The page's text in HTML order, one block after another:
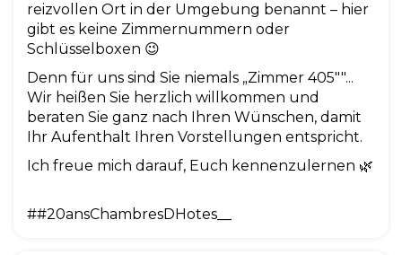
reizvollen Ort in der Umgebung benannt – hier
gibt es keine Zimmernummern oder
Schlüsselboxen 😉
Denn für uns sind Sie niemals „Zimmer 405""...
Wir heißen Sie herzlich willkommen und
beraten Sie ganz nach Ihren Wünschen, damit
Ihr Aufenthalt Ihren Vorstellungen entspricht.
Ich freue mich darauf, Euch kennenzulernen 🌿
##20ansChambresDHotes__